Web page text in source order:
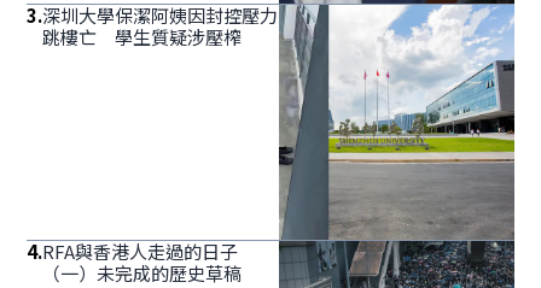
3.深圳大學保潔阿姨因封控壓力
跳樓亡 學生質疑涉壓榨
4.RFA與香港人走過的日子
（一）未完成的歷史草稿